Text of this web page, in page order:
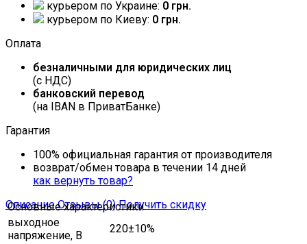
курьером по Украине: 0 грн.
курьером по Киеву: 0 грн.
Оплата
безналичными для юридических лиц
(с НДС)
банковский перевод
(на IBAN в ПриватБанке)
Гарантия
100% официальная гарантия от производителя
возврат/обмен товара в течении 14 дней
как вернуть товар?
Описание Отзывы (0) Получить скидку
Основные характеристики
выходное
напряжение, В
220±10%